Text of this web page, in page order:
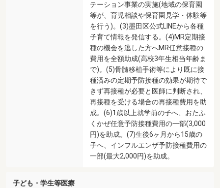
テーション事業の実施(地域の保育園
等が、育児相談や保育園見学・体験等
を行う)。(3)墨田区公式LINEから各種
子育て情報を発信する。(4)MR定期接
種の機会を逃した方へMR任意接種の
費用を全額助成(高校3年生相当年齢ま
で)。(5)骨髄移植手術等により既に接
種済みの定期予防接種の効果が期待で
きず再接種が必要と医師に判断され、
再接種を受ける場合の再接種費用を助
成。(6)1歳以上就学前の子へ、おたふ
くかぜ任意予防接種費用の一部(3,000
円)を助成。(7)生後6ヶ月から15歳の
子へ、インフルエンザ予防接種費用の
一部(最大2,000円)を助成。
子ども・学生等医療